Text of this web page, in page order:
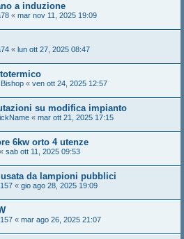
a induzione
« mar nov 11, 2025 19:09
« lun ott 27, 2025 08:47
« ven ott 24, 2025 12:57
su modifica impianto
« mar ott 21, 2025 17:15
6kw orto 4 utenze
« sab ott 11, 2025 09:53
da lampioni pubblici
« gio ago 28, 2025 19:09
« mar ago 26, 2025 21:07